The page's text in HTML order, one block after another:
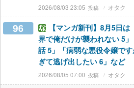
2026/08/03 23:05 オタク
96
【マンガ新刊】8月5日
界で俺だけが襲われない 5
話 5」「病弱な悪役令嬢で
ぎて逃げ出したい 6」など
2026/08/05 07:00 オタク